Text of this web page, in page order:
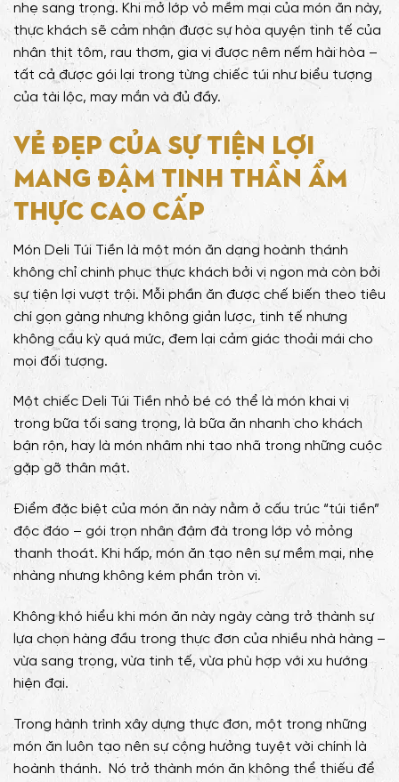
nhẹ sang trọng. Khi mở lớp vỏ mềm mại của món ăn này,
thực khách sẽ cảm nhận được sự hòa quyện tinh tế của
nhân thịt tôm, rau thơm, gia vị được nêm nếm hài hòa –
tất cả được gói lại trong từng chiếc túi như biểu tượng
của tài lộc, may mắn và đủ đầy.
Vẻ đẹp của sự tiện lợi
mang đậm tinh thần ẩm
thực cao cấp
Món Deli Túi Tiền là một món ăn dạng hoành thánh
không chỉ chinh phục thực khách bởi vị ngon mà còn bởi
sự tiện lợi vượt trội. Mỗi phần ăn được chế biến theo tiêu
chí gọn gàng nhưng không giản lược, tinh tế nhưng
không cầu kỳ quá mức, đem lại cảm giác thoải mái cho
mọi đối tượng.
Một chiếc Deli Túi Tiền nhỏ bé có thể là món khai vị
trong bữa tối sang trọng, là bữa ăn nhanh cho khách
bận rộn, hay là món nhâm nhi tao nhã trong những cuộc
gặp gỡ thân mật.
Điểm đặc biệt của món ăn này nằm ở cấu trúc “túi tiền”
độc đáo – gói trọn nhân đậm đà trong lớp vỏ mỏng
thanh thoát. Khi hấp, món ăn tạo nên sự mềm mại, nhẹ
nhàng nhưng không kém phần tròn vị.
Không khó hiểu khi món ăn này ngày càng trở thành sự
lựa chọn hàng đầu trong thực đơn của nhiều nhà hàng –
vừa sang trọng, vừa tinh tế, vừa phù hợp với xu hướng
hiện đại.
Trong hành trình xây dựng thực đơn, một trong những
món ăn luôn tạo nên sự cộng hưởng tuyệt vời chính là
hoành thánh. Nó trở thành món ăn không thể thiếu để